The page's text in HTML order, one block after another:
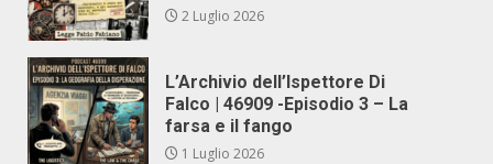
2 Luglio 2026
L’Archivio dell’Ispettore Di
Falco | 46909 -Episodio 3 – La
farsa e il fango
1 Luglio 2026